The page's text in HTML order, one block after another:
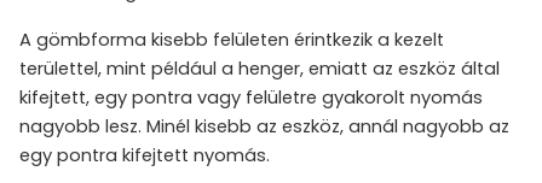
A gömbforma kisebb felületen érintkezik a kezelt
területtel, mint például a henger, emiatt az eszköz által
kifejtett, egy pontra vagy felületre gyakorolt nyomás
nagyobb lesz. Minél kisebb az eszköz, annál nagyobb az
egy pontra kifejtett nyomás.